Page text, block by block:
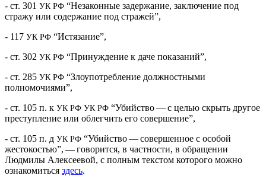
- ст. 301 УК РФ “Незаконные задержание, заключение под
стражу или содержание под стражей”,
- 117 УК РФ “Истязание”,
- ст. 302 УК РФ “Принуждение к даче показаний”,
- ст. 285 УК РФ “Злоупотребление должностными
полномочиями”,
- ст. 105 п. к УК РФ УК РФ “Убийство — с целью скрыть другое
преступление или облегчить его совершение”,
- ст. 105 п. д УК РФ “Убийство — совершенное с особой
жестокостью”, — говорится, в частности, в обращении
Людмилы Алексеевой, с полным текстом которого можно
ознакомиться здесь.